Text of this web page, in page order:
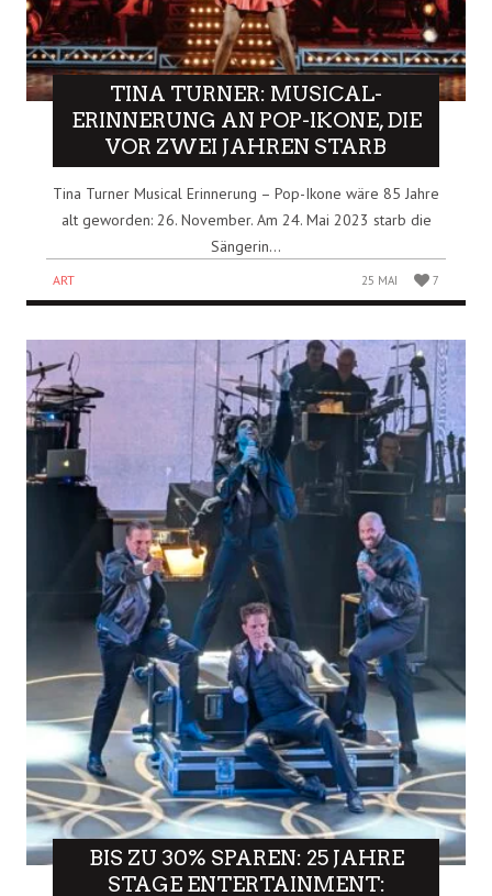
TINA TURNER: MUSICAL-
ERINNERUNG AN POP-IKONE, DIE
VOR ZWEI JAHREN STARB
Tina Turner Musical Erinnerung – Pop-Ikone wäre 85 Jahre
alt geworden: 26. November. Am 24. Mai 2023 starb die
Sängerin...
ART 25 MAI 7
BIS ZU 30% SPAREN: 25 JAHRE
STAGE ENTERTAINMENT: